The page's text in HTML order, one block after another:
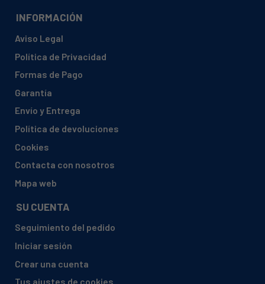
INFORMACIÓN
Aviso Legal
Política de Privacidad
Formas de Pago
Garantía
Envío y Entrega
Política de devoluciones
Cookies
Contacta con nosotros
Mapa web
SU CUENTA
Seguimiento del pedido
Iniciar sesión
Crear una cuenta
Tus ajustes de cookies